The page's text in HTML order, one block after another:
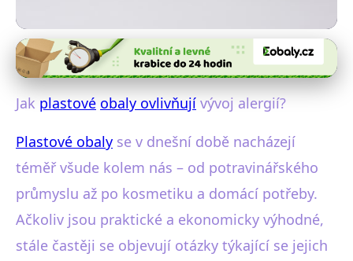
Plasty a zdraví
Plasty a Alergie: Jak Obaly
29. 10. 2025· 4 min čtení · Autor: Tereza Jirásková
Jak plastové obaly ovlivňují vývoj alergií?
Plastové obaly se v dnešní době nacházejí
téměř všude kolem nás – od potravinářského
průmyslu až po kosmetiku a domácí potřeby.
Ačkoliv jsou praktické a ekonomicky výhodné,
stále častěji se objevují otázky týkající se jejich